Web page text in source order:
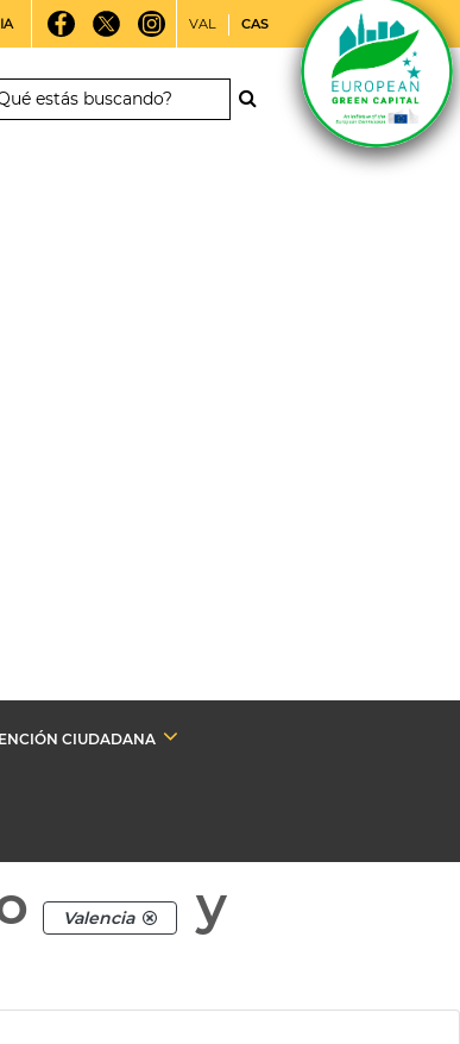
VAL CAS
CIUDADANA
Valencia
y